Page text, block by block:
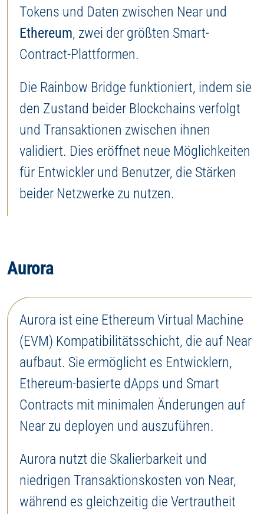
Tokens und Daten zwischen Near und
Ethereum, zwei der größten Smart-
Contract-Plattformen.
Die Rainbow Bridge funktioniert, indem sie
den Zustand beider Blockchains verfolgt
und Transaktionen zwischen ihnen
validiert. Dies eröffnet neue Möglichkeiten
für Entwickler und Benutzer, die Stärken
beider Netzwerke zu nutzen.
Aurora
Aurora ist eine Ethereum Virtual Machine
(EVM) Kompatibilitätsschicht, die auf Near
aufbaut. Sie ermöglicht es Entwicklern,
Ethereum-basierte dApps und Smart
Contracts mit minimalen Änderungen auf
Near zu deployen und auszuführen.
Aurora nutzt die Skalierbarkeit und
niedrigen Transaktionskosten von Near,
während es gleichzeitig die Vertrautheit